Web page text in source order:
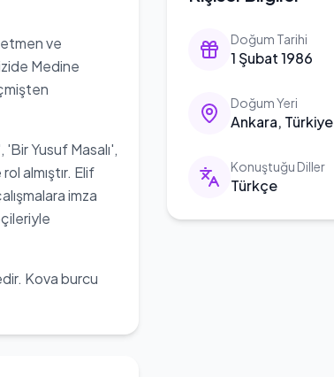
Doğum Tarihi
1 Şubat 1986
Doğum Yeri
Ankara, Türkiye
Konuştuğu Diller
Türkçe
ve
Medine
'Bir Yusuf Masalı',
almıştır. Elif
imza
Kova burcu